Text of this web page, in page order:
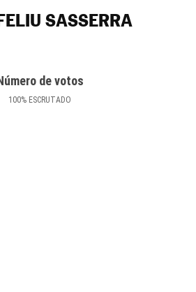
SASSERRA
de votos
100% ESCRUTADO